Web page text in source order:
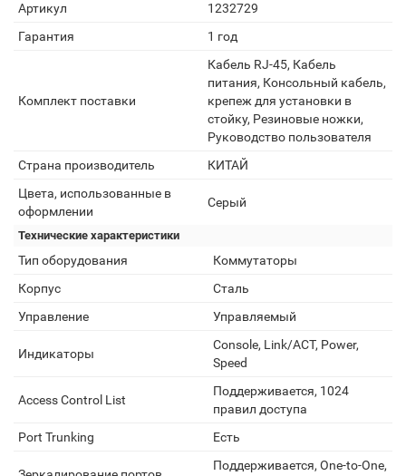
Артикул
1232729
Гарантия
1 год
Комплект поставки
Кабель RJ-45, Кабель
питания, Консольный кабель,
крепеж для установки в
стойку, Резиновые ножки,
Руководство пользователя
Страна производитель
КИТАЙ
Цвета, использованные в
оформлении
Серый
Технические характеристики
Тип оборудования
Коммутаторы
Корпус
Сталь
Управление
Управляемый
Индикаторы
Console, Link/ACT, Power,
Speed
Access Control List
Поддерживается, 1024
правил доступа
Port Trunking
Есть
Поддерживается, One-to-One,